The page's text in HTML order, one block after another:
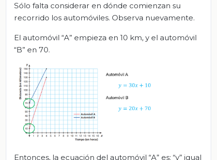
Sólo falta considerar en dónde comienzan su
recorrido los automóviles. Observa nuevamente.
El automóvil “A” empieza en 10 km, y el automóvil
“B” en 70.
Entonces, la ecuación del automóvil “A” es: “y” igual